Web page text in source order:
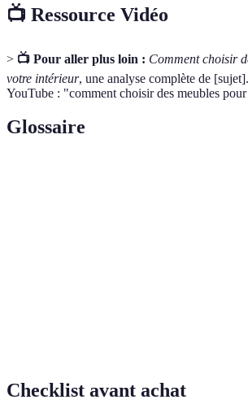
📺 Ressource Vidéo
> 📺 Pour aller plus loin : Comment choisir
votre intérieur, une analyse complète de
YouTube : "comment choisir des meubles
Glossaire
Checklist avant achat